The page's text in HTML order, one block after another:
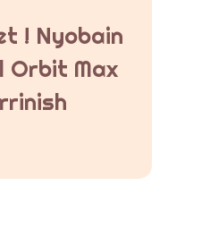
! Nyobain
Orbit Max